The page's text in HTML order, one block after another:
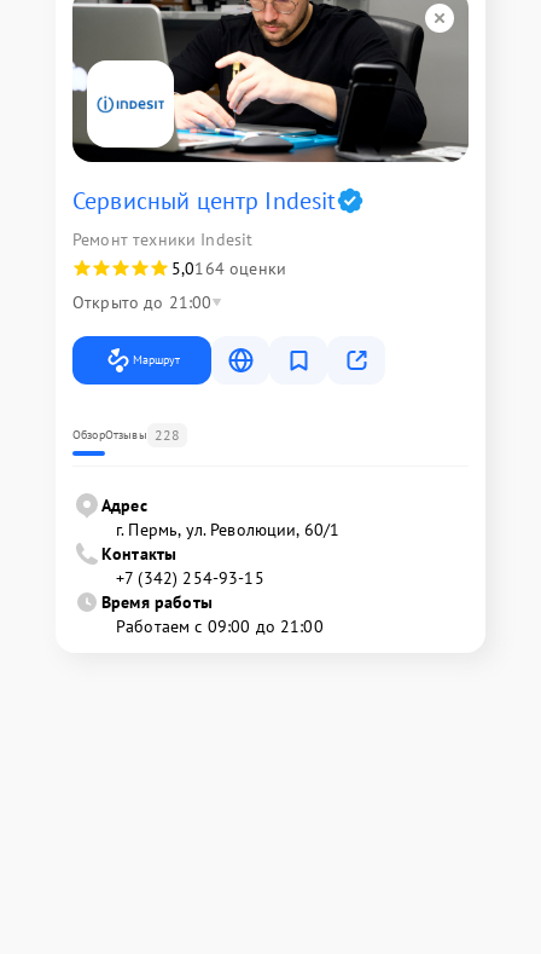
Сервисный центр Indesit
Ремонт техники Indesit
5,0164 оценки
Открыто до 21:00
Маршрут
ОбзорОтзывы 228
Адрес
г. Пермь, ул. ​Революции, 60/1
Контакты
+7 (342) 254-93-15
Время работы
Работаем с 09:00 до 21:00